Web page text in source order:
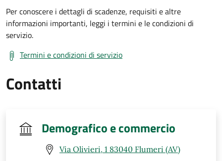
Per conoscere i dettagli di scadenze, requisiti e altre
informazioni importanti, leggi i termini e le condizioni di
servizio.
Termini e condizioni di servizio
Contatti
Demografico e commercio
Via Olivieri, 1 83040 Flumeri (AV)